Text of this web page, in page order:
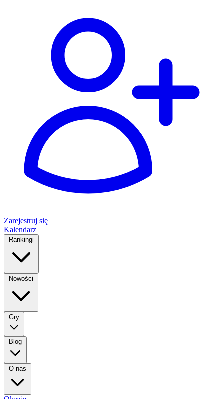
Zarejestruj się
Kalendarz
Rankingi
Nowości
Gry
Blog
O nas